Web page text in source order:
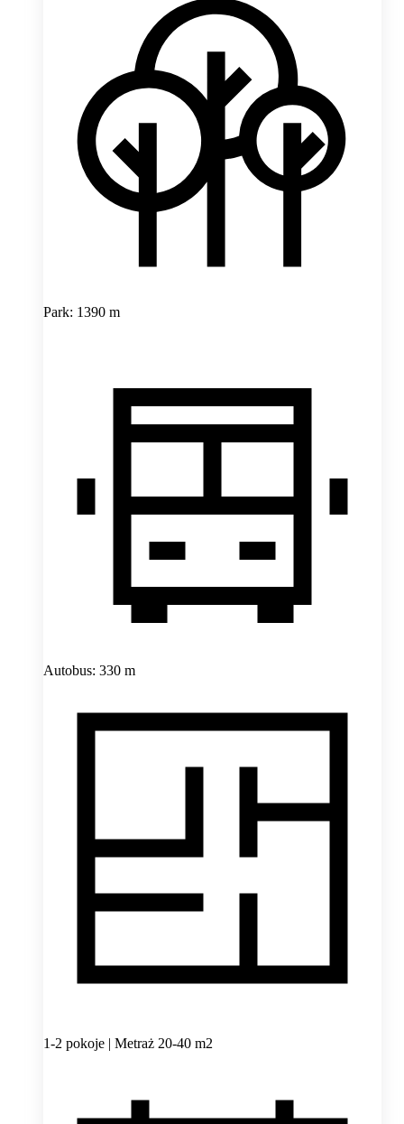
Park: 1390 m
Autobus: 330 m
1-2 pokoje | Metraż 20-40 m2